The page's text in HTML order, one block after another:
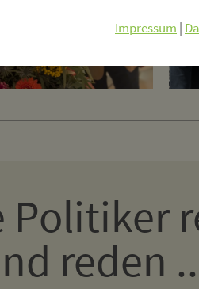
Politiker
reden
Impressum |